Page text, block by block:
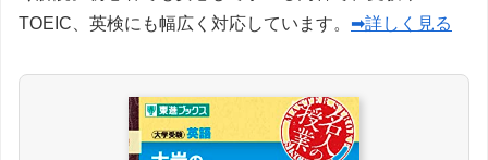
TOEIC、英検にも幅広く対応しています。 ➡詳しく見る